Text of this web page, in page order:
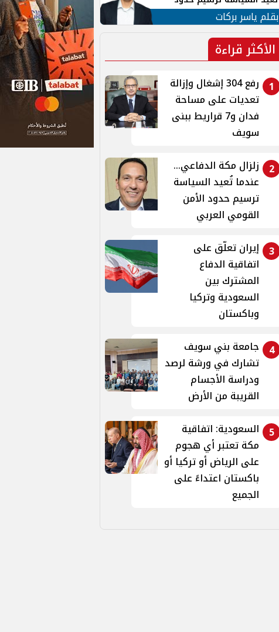
الأمن القومي العربي
بقلم ياسر بركات
الأكثر قراءة
1
رفع 304 إشغال وإزالة
تعديات على مساحة
فدان و7 قراريط ببنى
سويف
2
زلزال مكة الدفاعي...
عندما تُعيد السياسة
ترسيم حدود الأمن
القومي العربي
3 إيران تعلّق على
اتفاقية الدفاع
المشترك بين
السعودية وتركيا
وباكستان
4
جامعة بني سويف
تشارك في ورشة لرصد
ودراسة الأجسام
القريبة من الأرض
5
السعودية: اتفاقية
مكة تعتبر أي هجوم
على الرياض أو تركيا أو
باكستان اعتداءً على
الجميع